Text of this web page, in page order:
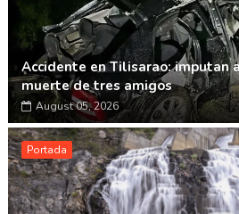
Accidente en Tilisarao: imputan
muerte de tres amigos
August 05, 2026
Portada